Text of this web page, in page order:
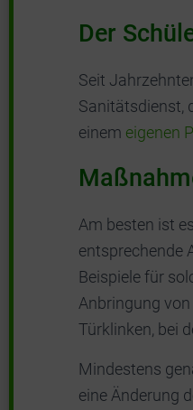
Der
Seit
Sanitätsdienst,
einem eigenen
Am besten ist
entsprechende
Beispiele für
Anbringung
Türklinken, bei
Mindestens
eine Änderung